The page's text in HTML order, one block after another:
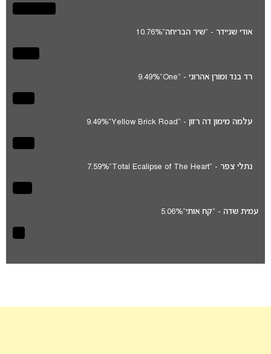
אודי שניידר - "שיר הבריחה"10.76%
רד בנד ומורן אהרוני - "One" 9.49%
עלמה מימון דה רזון - "Yellow Brick Road" 9.49%
נתלי צפר - "Total Ecalipse of The Heart" 7.59%
עמית שדה - "קח אותי"5.06%